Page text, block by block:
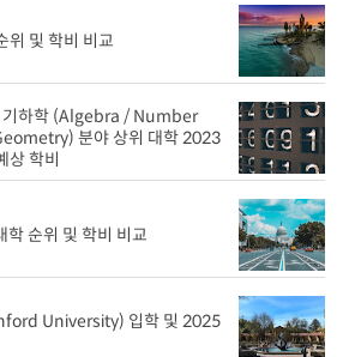
위 및 학비 비교
기하학 (Algebra / Number
분야 상위 대학 2023
상 학비
순위 및 학비 비교
University) 입학 및 2025